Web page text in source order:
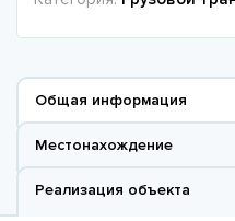
Общая информация
Местонахождение
Реализация объекта